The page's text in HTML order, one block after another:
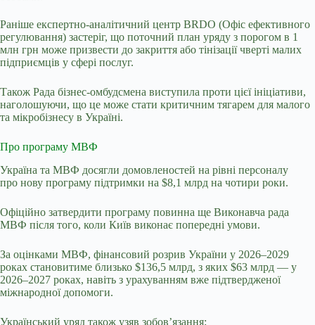
Раніше експертно-аналітичний центр BRDO (Офіс ефективного
регулювання) застеріг, що поточний план уряду з порогом в 1
млн грн може призвести до закриття або тінізації чверті малих
підприємців у сфері послуг.
Також Рада бізнес-омбудсмена виступила проти цієї ініціативи,
наголошуючи, що це може стати критичним тягарем для малого
та мікробізнесу в Україні.
Про програму МВФ
Україна та МВФ досягли домовленостей на рівні персоналу
про нову програму підтримки на $8,1 млрд на чотири роки.
Офіційно затвердити програму повинна ще Виконавча рада
МВФ після того, коли Київ виконає попередні умови.
За оцінками МВФ, фінансовий розрив України у 2026–2029
роках становитиме близько $136,5 млрд, з яких $63 млрд — у
2026–2027 роках, навіть з урахуванням вже підтвердженої
міжнародної допомоги.
Український уряд також узяв зобов’язання: